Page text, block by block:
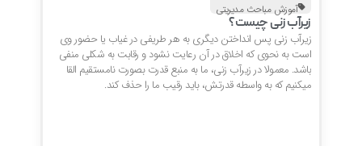
آموزش مباحث مدیریتی
زیرآب زنی چیست؟
زیرآب زنی پس انداختن دیگری به هر طریفی در غیاب یا حضور وی
است به نحوی که اخلاق در آن رعایت نشود و رقابت به شکلی منفی
باشد. معمولا در زیرآب زنی، ما به منبع قدرت بصورت نامستقیم القا
میکنیم که به واسطه قدرتش، باید رقیب ما را حذف کند.